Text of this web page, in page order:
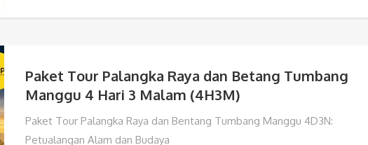
Paket Tour Palangka Raya dan Betang Tumbang
Manggu 4 Hari 3 Malam (4H3M)
Paket Tour Palangka Raya dan Bentang Tumbang Manggu 4D3N:
Petualangan Alam dan Budaya